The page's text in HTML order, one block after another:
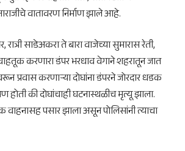
वातावरण निर्माण झाले आहे.
रात्री साडेअकरा ते बारा वाजेच्या सुमारास रेती,
करणारा डंपर भरधाव वेगाने शहरातून जात
प्रवास करणाऱ्या दोघांना डंपरने जोरदार धडक
की दोघांचाही घटनास्थळीच मृत्यू झाला.
पसार झाला असून पोलिसांनी त्याचा